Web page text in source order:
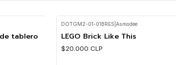
tablero
DOTGM2-01-01BRES |Asmodee
LEGO Brick Like This
$20.000 CLP